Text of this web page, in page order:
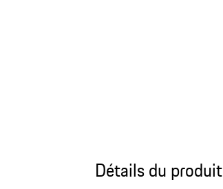
Détails du produit